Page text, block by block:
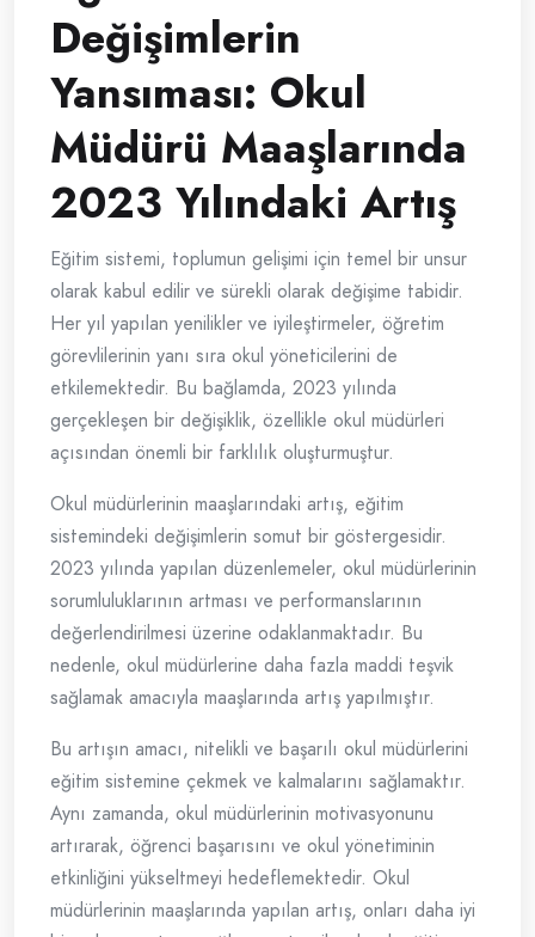
Değişimlerin
Yansıması: Okul
Müdürü Maaşlarında
2023 Yılındaki Artış
Eğitim sistemi, toplumun gelişimi için temel bir unsur
olarak kabul edilir ve sürekli olarak değişime tabidir.
Her yıl yapılan yenilikler ve iyileştirmeler, öğretim
görevlilerinin yanı sıra okul yöneticilerini de
etkilemektedir. Bu bağlamda, 2023 yılında
gerçekleşen bir değişiklik, özellikle okul müdürleri
açısından önemli bir farklılık oluşturmuştur.
Okul müdürlerinin maaşlarındaki artış, eğitim
sistemindeki değişimlerin somut bir göstergesidir.
2023 yılında yapılan düzenlemeler, okul müdürlerinin
sorumluluklarının artması ve performanslarının
değerlendirilmesi üzerine odaklanmaktadır. Bu
nedenle, okul müdürlerine daha fazla maddi teşvik
sağlamak amacıyla maaşlarında artış yapılmıştır.
Bu artışın amacı, nitelikli ve başarılı okul müdürlerini
eğitim sistemine çekmek ve kalmalarını sağlamaktır.
Aynı zamanda, okul müdürlerinin motivasyonunu
artırarak, öğrenci başarısını ve okul yönetiminin
etkinliğini yükseltmeyi hedeflemektedir. Okul
müdürlerinin maaşlarında yapılan artış, onları daha iyi